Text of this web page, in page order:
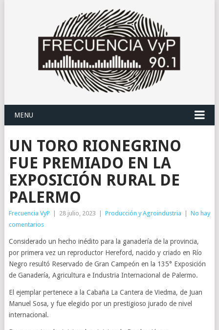
MENU
UN TORO RIONEGRINO
FUE PREMIADO EN LA
EXPOSICIÓN RURAL DE
PALERMO
Frecuencia VyP 28 julio, 2023 Producción y Agroindustria
No hay
comentarios
Considerado un hecho inédito para la ganadería de la provincia,
por primera vez un reproductor Hereford, nacido y criado en Río
Negro resultó Reservado de Gran Campeón en la 135° Exposición
de Ganadería, Agricultura e Industria Internacional de Palermo.
El ejemplar pertenece a la Cabaña La Cantera de Viedma, de Juan
Manuel Sosa, y fue elegido por un prestigioso jurado de nivel
internacional.